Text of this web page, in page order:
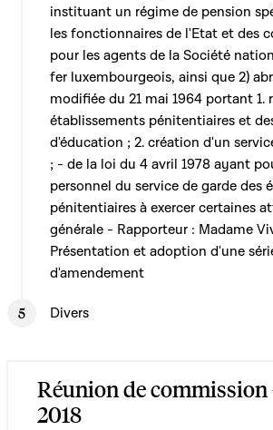
instituant un régime de pension
les fonctionnaires de l'Etat et des
pour les agents de la Société
fer luxembourgeois, ainsi que 2)
modifiée du 21 mai 1964 portant 1.
établissements pénitentiaires et
d'éducation ; 2. création d'un
; - de la loi du 4 avril 1978 ayant
personnel du service de garde des
pénitentiaires à exercer certaines
générale - Rapporteur : Madame
Présentation et adoption d'une
d'amendement
Divers
Réunion de commission
2018